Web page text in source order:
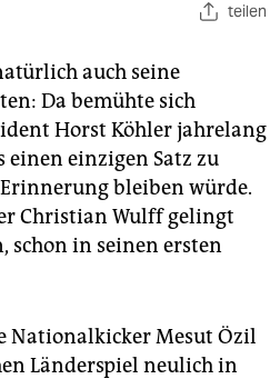
teilen
auch seine
Da bemühte sich
Horst Köhler jahrelang
einen einzigen Satz zu
bleiben würde.
Christian Wulff gelingt
schon in seinen ersten
Nationalkicker Mesut Özil
Länderspiel neulich in